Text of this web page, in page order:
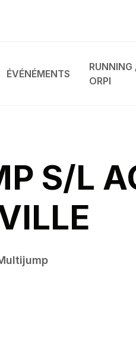
ÉVÉNÉMENTS
ORPI
S/L